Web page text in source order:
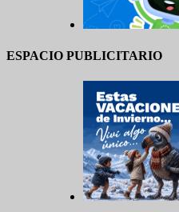
ESPACIO PUBLICITARIO